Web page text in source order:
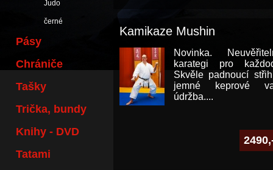
Judo
černé
Pásy
Chrániče
Tašky
Trička, bundy
Knihy - DVD
Tatami
Kamikaze Mushin
Novinka.
karategi pro
Skvěle padnoucí
jemné keprové
údržba....